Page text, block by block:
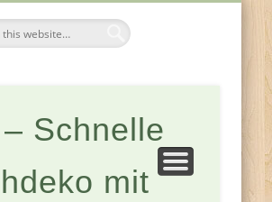
Tischdeko-
Ideen
Schnelle
mit